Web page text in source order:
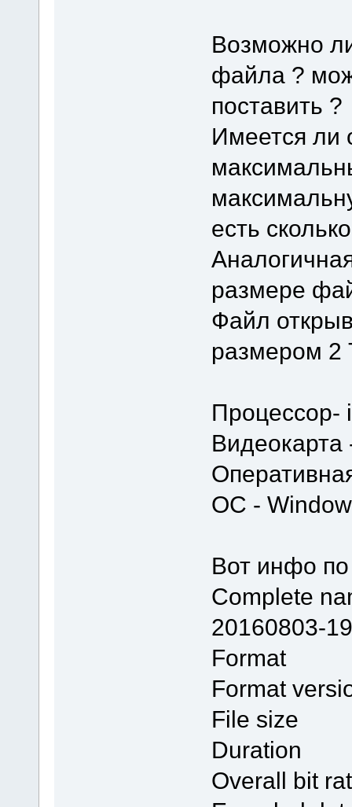
Возможно
файла ?
поставить ?
Имеется ли
есть
размере
Файл
размером 2
Процессор-
Видеокарта
ОС -
Вот инфо
Complete
20160803-
Format
Format
File
Overall bit